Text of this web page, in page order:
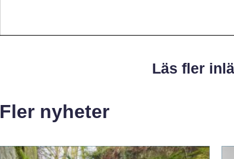
Läs fler
Fler nyheter